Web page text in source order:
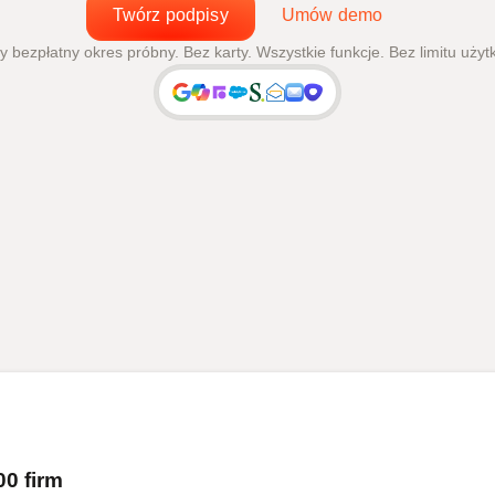
Twórz podpisy Umów demo
bezpłatny okres próbny. Bez karty. Wszystkie funkcje. Bez limitu
firm